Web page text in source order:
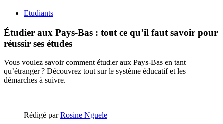
Etudiants
Étudier aux Pays-Bas : tout ce qu’il faut savoir pour
réussir ses études
Vous voulez savoir comment étudier aux Pays-Bas en tant
qu’étranger ? Découvrez tout sur le système éducatif et les
démarches à suivre.
Rédigé parRosine Nguele